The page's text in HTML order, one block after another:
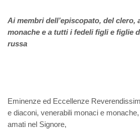
Ai membri dell’episcopato, del clero,
monache e a tutti i fedeli figli e figlie
russa
Eminenze ed Eccellenze
e diaconi, venerabili monaci e
amati nel Signore,